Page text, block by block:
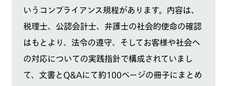
いうコンプライアンス規程があります。内容は、
税理士、公認会計士、弁護士の社会的使命の確認
はもとより、法令の遵守、そしてお客様や社会へ
の対応についての実践指針で構成されていまし
て、文書とQ&Aにて約100ページの冊子にまとめ